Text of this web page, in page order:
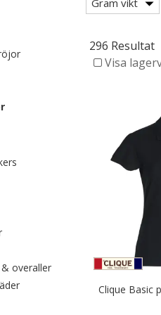
category: Kampanj på byxor
category: Kampanj på jackor
Filtrera efter category:
efter category: Kortärmade T-
efter category: Långärmade T-
Valda För närvarande sorterad
efter category: Långärmade
category: Kampanj på tröjor
Filtrera efter category:
efter category: Kampanj på
category: Kampanj på västar
efter category: Kampanj på
Filtrera efter category: Kampanj på
efter category: Kampanj på
overallerFiltrera efter category:
Filtrera efter category:
efter category: Kampanj på
Gram vikt
296 Resultat
Visa
Clique Basic